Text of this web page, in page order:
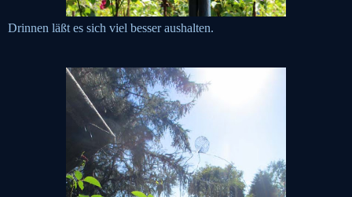
Drinnen läßt es sich viel besser aushalten.